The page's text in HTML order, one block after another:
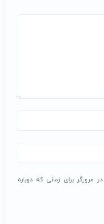
مرورگر برای زمانی که دوباره